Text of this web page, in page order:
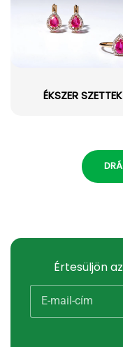
ÉKSZER SZETTEK
Értesüljön
E-mail-cím